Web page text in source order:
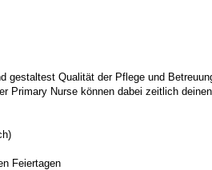
gestaltest Qualität der Pflege und
Primary Nurse können dabei zeitlich deinen
Feiertagen